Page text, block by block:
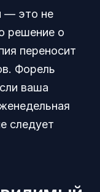
— это не
решение о
переносит
Форель
ваша
следует